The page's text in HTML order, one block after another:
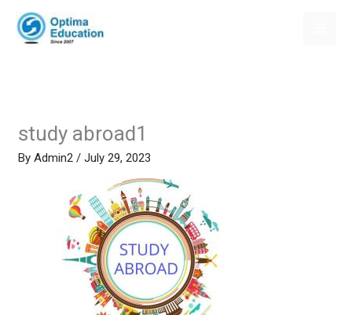
content
study abroad1
ByAdmin2/July 29, 2023